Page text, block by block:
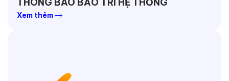
Xem thêm